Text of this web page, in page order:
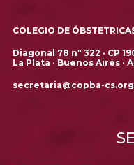
COLEGIO DE
Diagonal 78 nº 322 · CP
La Plata · Buenos Aires ·
secretaria@copba-